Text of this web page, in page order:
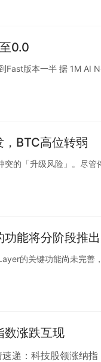
0.0
版本一半 据 1M AI
BTC高位转弱
的「升级风险」。尽
能将分阶段推出
的关键功能尚未完善
数涨跌互现
递：科技股领涨纳